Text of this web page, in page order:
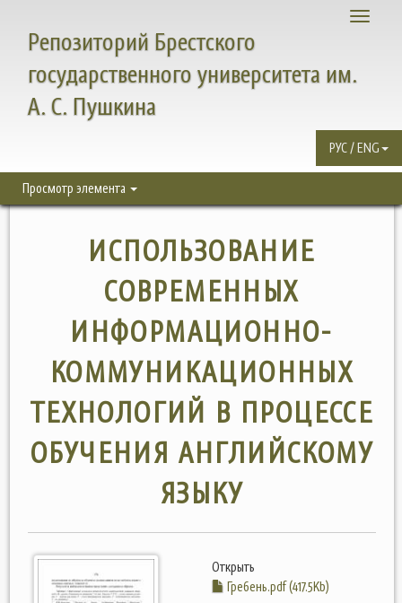
Toggle
Репозиторий Брестского
государственного университета им.
А. С. Пушкина
РУС / ENG
Просмотр элемента
ИСПОЛЬЗОВАНИЕ
СОВРЕМЕННЫХ
ИНФОРМАЦИОННО-
КОММУНИКАЦИОННЫХ
ТЕХНОЛОГИЙ В ПРОЦЕССЕ
ОБУЧЕНИЯ АНГЛИЙСКОМУ
ЯЗЫКУ
Открыть
Гребень.pdf (417.5Kb)